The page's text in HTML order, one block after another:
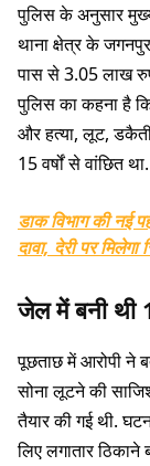
पुलिस के अनुसार
थाना क्षेत्र के
पास से 3.05 लाख
पुलिस का कहना है
और हत्या, लूट,
15 वर्षों से वांछित था.
डाक विभाग की नई
दावा, देरी पर मिलेगा
जेल में बनी थी
पूछताछ में आरोपी ने
सोना लूटने की
तैयार की गई थी.
लिए लगातार ठिकाने